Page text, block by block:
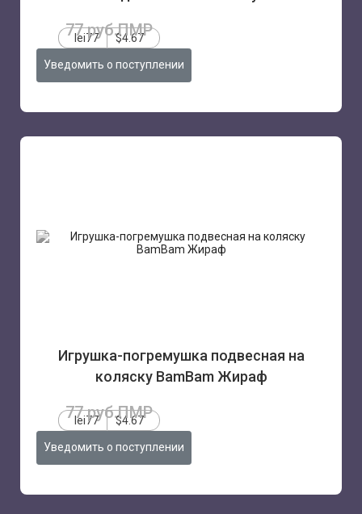
77 руб.ПМР
lei77 $4.67
Уведомить о поступлении
Игрушка-погремушка подвесная на
коляску BamBam Жираф
77 руб.ПМР
lei77 $4.67
Уведомить о поступлении